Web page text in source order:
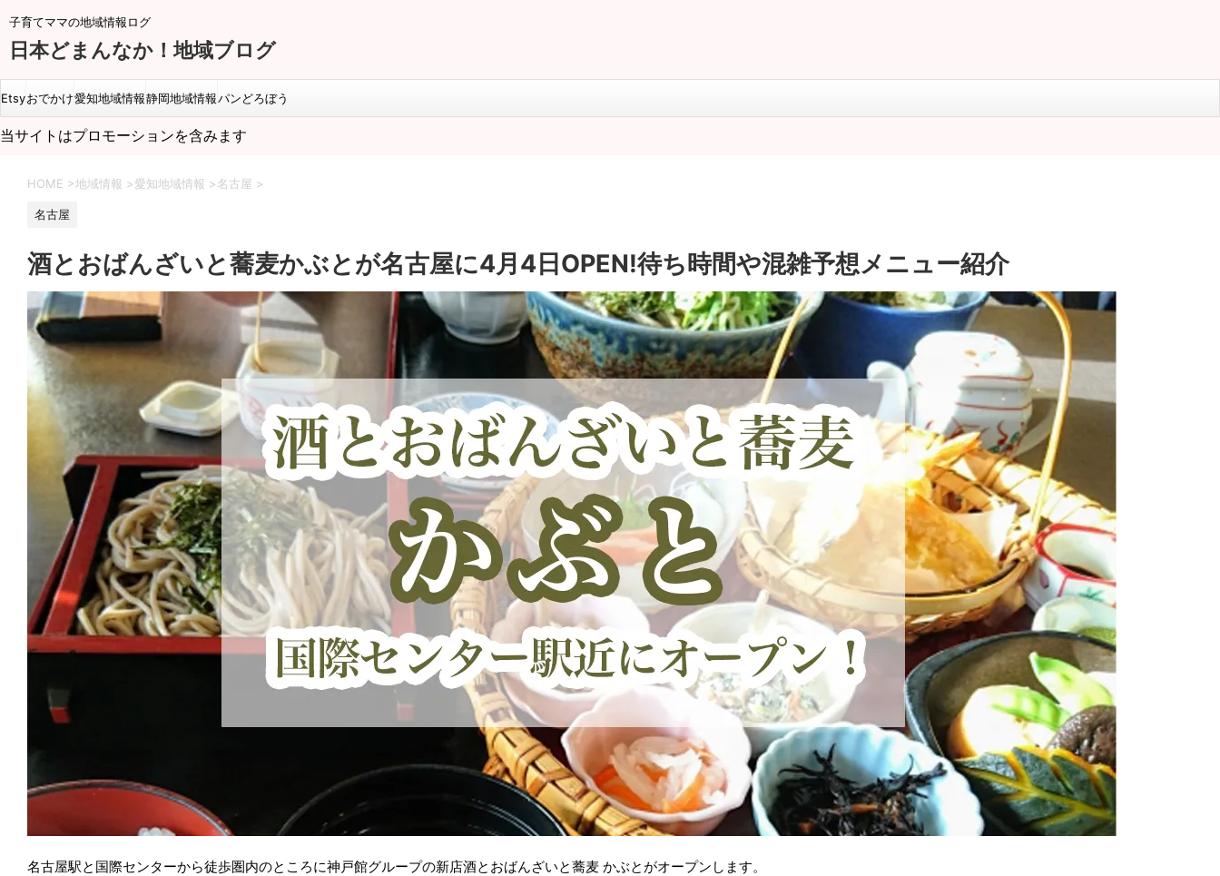
子育てママの地域情報ログ
日本どまんなか！地域ブログ
Etsyおでかけ愛知地域情報静岡地域情報パンどろぼう
当サイトはプロモーションを含みます
HOME >地域情報 >愛知地域情報 >名古屋 >
名古屋
酒とおばんざいと蕎麦かぶとが名古屋に4月4日OPEN!待ち時間や混雑予想メニュー紹介
名古屋駅と国際センターから徒歩圏内のところに神戸館グループの新店酒とおばんざいと蕎麦 かぶとがオープンします。